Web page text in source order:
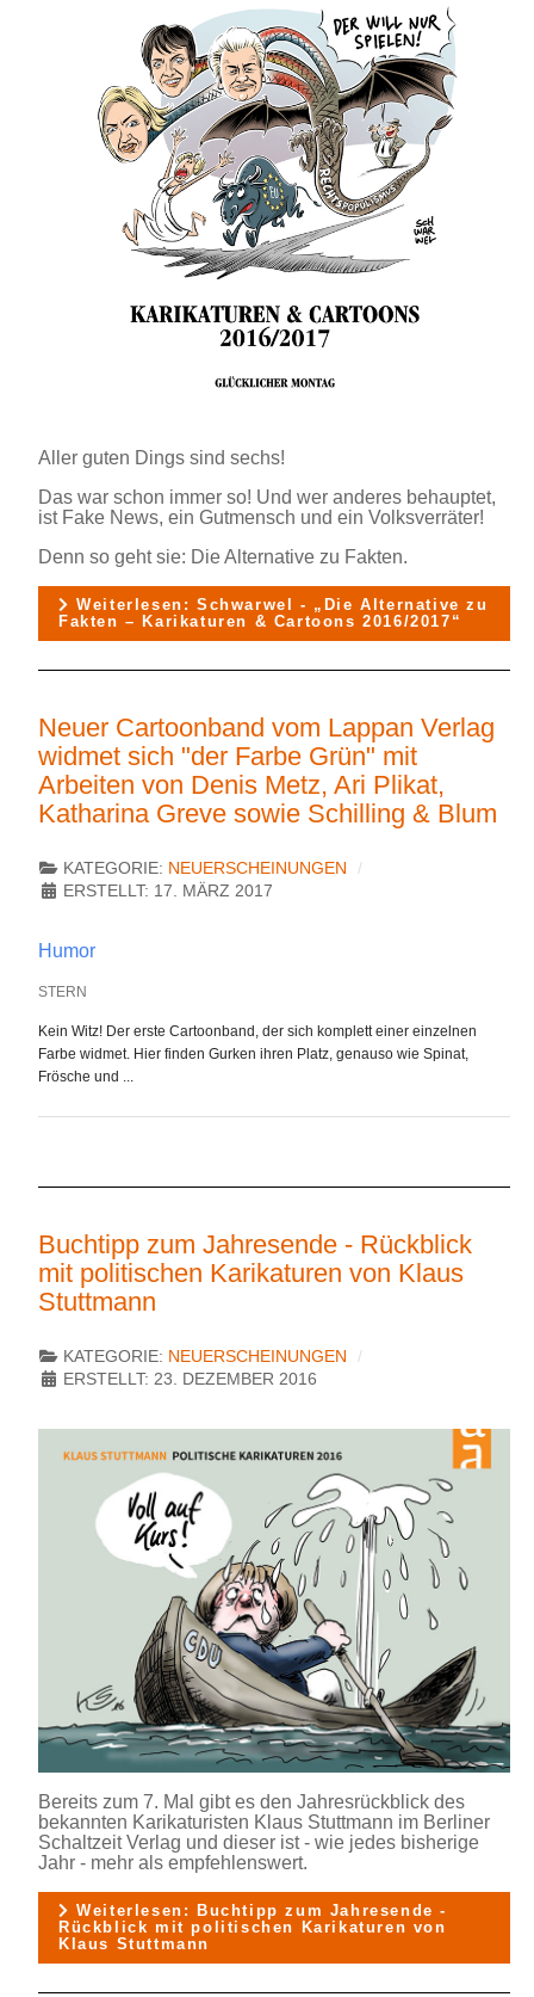
Aller guten Dings sind sechs!
Das war schon immer so! Und wer anderes behauptet,
ist Fake News, ein Gutmensch und ein Volksverräter!
Denn so geht sie: Die Alternative zu Fakten.
Weiterlesen: Schwarwel - „Die Alternative zu
Fakten – Karikaturen & Cartoons 2016/2017“
Neuer Cartoonband vom Lappan Verlag
widmet sich "der Farbe Grün" mit
Arbeiten von Denis Metz, Ari Plikat,
Katharina Greve sowie Schilling & Blum
KATEGORIE: NEUERSCHEINUNGEN
ERSTELLT: 17. MÄRZ 2017
Humor
STERN
Kein Witz! Der erste Cartoonband, der sich komplett einer einzelnen
Farbe widmet. Hier finden Gurken ihren Platz, genauso wie Spinat,
Frösche und ...
Buchtipp zum Jahresende - Rückblick
mit politischen Karikaturen von Klaus
Stuttmann
KATEGORIE: NEUERSCHEINUNGEN
ERSTELLT: 23. DEZEMBER 2016
Bereits zum 7. Mal gibt es den Jahresrückblick des
bekannten Karikaturisten Klaus Stuttmann im Berliner
Schaltzeit Verlag und dieser ist - wie jedes bisherige
Jahr - mehr als empfehlenswert.
Weiterlesen: Buchtipp zum Jahresende -
Rückblick mit politischen Karikaturen von
Klaus Stuttmann